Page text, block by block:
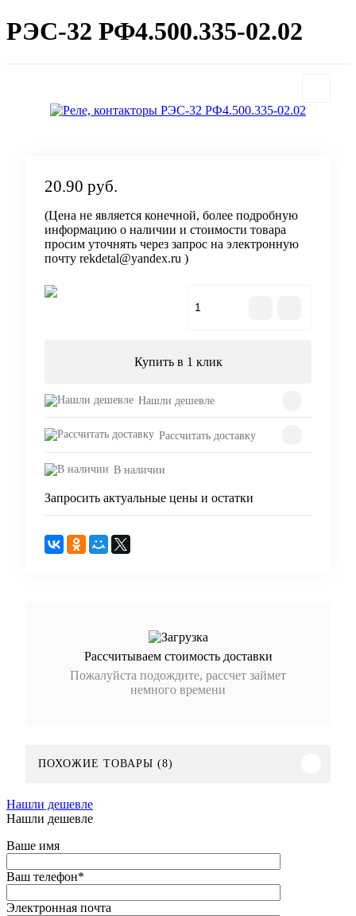
РЭС-32 РФ4.500.335-02.02
20.90 руб.
(Цена не является конечной, более подробную
информацию о наличии и стоимости товара
просим уточнять через запрос на электронную
почту rekdetal@yandex.ru )
Купить в 1 клик
Нашли дешевле
Рассчитать доставку
В наличии
Запросить актуальные цены и остатки
Рассчитываем стоимость доставки
Пожалуйста подождите, рассчет займет
немного времени
ПОХОЖИЕ ТОВАРЫ (8)
Нашли дешевле
Нашли дешевле
Ваше имя
Ваш телефон*
Электронная почта